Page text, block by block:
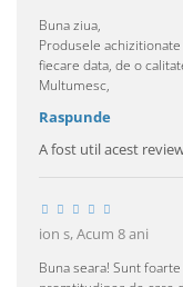
Buna ziua,
Produsele
fiecare data, de o
Multumesc,
Raspunde
A fost util acest
ion s,Acum 8 ani
Buna seara! Sunt